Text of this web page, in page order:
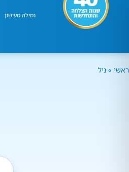
גמילה מעישון
ראשי » ניל